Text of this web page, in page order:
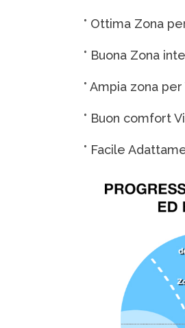
° Ottima Zona
° Buona Zona
° Ampia zona
° Buon comfort
° Facile